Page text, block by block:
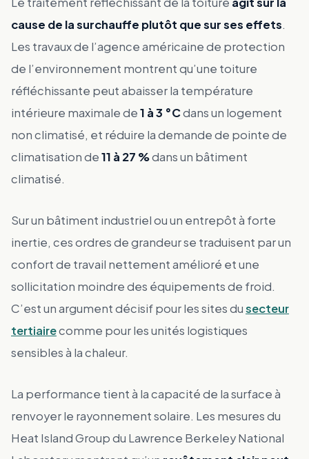
cause de la surchauffe plutôt que sur ses effets.
Les travaux de l’agence américaine de protection
de l’environnement montrent qu’une toiture
réfléchissante peut abaisser la température
intérieure maximale de1 à 3 °Cdans un logement
non climatisé, et réduire la demande de pointe de
climatisation de11 à 27 %dans un bâtiment
climatisé.
Sur un bâtiment industriel ou un entrepôt à forte
inertie, ces ordres de grandeur se traduisent par un
confort de travail nettement amélioré et une
sollicitation moindre des équipements de froid.
C’est un argument décisif pour les sites dusecteur
tertiairecomme pour les unités logistiques
sensibles à la chaleur.
La performance tient à la capacité de la surface à
renvoyer le rayonnement solaire. Les mesures du
Heat Island Group du Lawrence Berkeley National